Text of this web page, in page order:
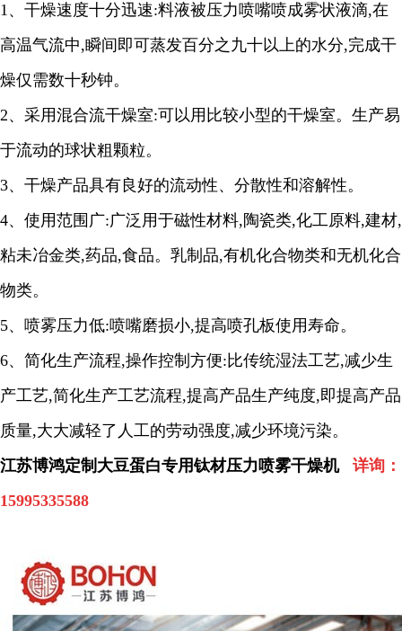
1、干燥速度十分迅速:料液被压力喷嘴喷成雾状液滴,在
高温气流中,瞬间即可蒸发百分之九十以上的水分,完成干
燥仅需数十秒钟。
2、采用混合流干燥室:可以用比较小型的干燥室。生产易
于流动的球状粗颗粒。
3、干燥产品具有良好的流动性、分散性和溶解性。
4、使用范围广:广泛用于磁性材料, 陶瓷类,化工原料,建材,
粘未冶金类,药品,食品。乳制品,有机化合物类和无机化合
物类。
5、喷雾压力低:喷嘴磨损小,提高喷孔板使用寿命。
6、简化生产流程,操作控制方便: 比传统湿法工艺,减少生
产工艺,简化生产工艺流程,提高产品生产纯度,即提高产品
质量,大大减轻了人工的劳动强度,减少环境污染。
江苏博鸿定制大豆蛋白专用钛材压力喷雾干燥机 详询：
15995335588